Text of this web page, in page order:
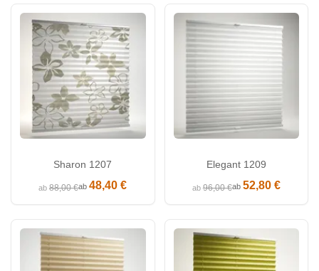
Sharon 1207
ab88,00 €ab48,40 €
Elegant 1209
ab96,00 €ab 52,80 €